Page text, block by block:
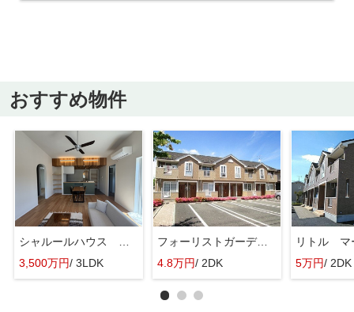
おすすめ物件
3,500万円/ 3LDK
フォーリストガーデンⅡ
4.8万円/ 2DK
リトル
5万円/ 2DK